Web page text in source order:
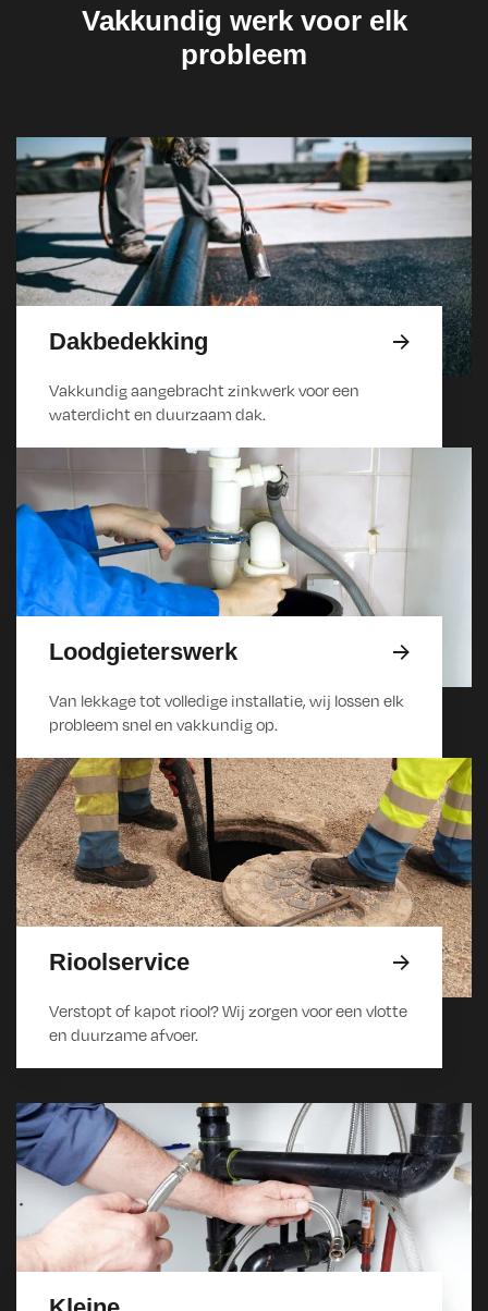
Vakkundig werk voor elk
probleem
Dakbedekking
Vakkundig aangebracht zinkwerk voor een
waterdicht en duurzaam dak.
Loodgieterswerk
Van lekkage tot volledige installatie, wij lossen elk
probleem snel en vakkundig op.
Rioolservice
Verstopt of kapot riool? Wij zorgen voor een vlotte
en duurzame afvoer.